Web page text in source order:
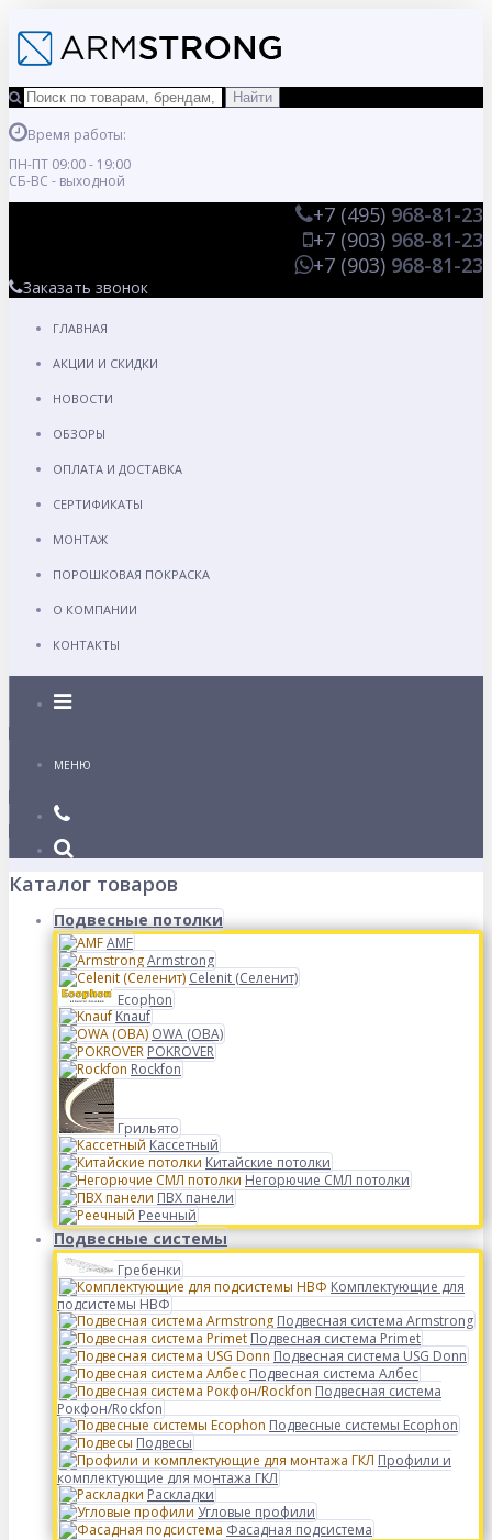
Время работы:
ПН-ПТ 09:00 - 19:00
СБ-ВС - выходной
+7 (495) 968-81-23
+7 (903) 968-81-23
+7 (903) 968-81-23
Заказать звонок
ГЛАВНАЯ
АКЦИИ И СКИДКИ
НОВОСТИ
ОБЗОРЫ
ОПЛАТА И ДОСТАВКА
СЕРТИФИКАТЫ
МОНТАЖ
ПОРОШКОВАЯ ПОКРАСКА
О КОМПАНИИ
КОНТАКТЫ
Каталог
МЕНЮ
Каталог товаров
Подвесные потолки
AMF
Armstrong
Celenit (Селенит)
Ecophon
Knauf
OWA (ОВА)
POKROVER
Rockfon
Грильято
Кассетный
Китайские потолки
Негорючие СМЛ потолки
ПВХ панели
Реечный
Подвесные системы
Гребенки
Комплектующие для
подсистемы НВФ
Подвесная система Armstrong
Подвесная система Primet
Подвесная система USG Donn
Подвесная система Албес
Подвесная система
Рокфон/Rockfon
Подвесные системы Ecophon
Подвесы
Профили и
комплектующие для монтажа ГКЛ
Раскладки
Угловые профили
Фасадная подсистема